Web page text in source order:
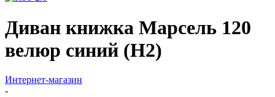
Диван книжка Марсель 120
велюр синий (Н2)
Интернет-магазин
-